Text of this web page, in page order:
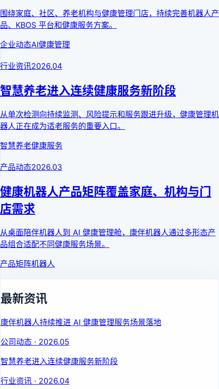
围绕家庭、社区、养老机构与健康管理门店，持续完善机器人产
品、KBOS 平台和健康服务方案。
企业动态AI健康管理
行业资讯2026.04
智慧养老进入连续健康服务新阶段
从单次检测向持续监测、风险提示和服务跟进升级，健康管理机
器人正在成为适老服务的重要入口。
智慧养老健康服务
产品动态2026.03
健康机器人产品矩阵覆盖家庭、机构与门
店需求
从桌面陪伴机器人到 AI 健康管理舱，康伴机器人通过多形态产
品组合适配不同健康服务场景。
产品矩阵机器人
最新资讯
康伴机器人持续推进 AI 健康管理服务场景落地
公司动态 · 2026.05
智慧养老进入连续健康服务新阶段
行业资讯 · 2026.04